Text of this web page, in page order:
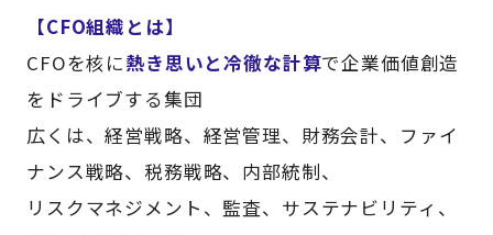
【CFO組織とは】
CFOを核に熱き思いと冷徹な計算で企業価値創造
をドライブする集団
広くは、経営戦略、経営管理、財務会計、ファイ
ナンス戦略、税務戦略、内部統制、
リスクマネジメント、監査、サステナビリティ、